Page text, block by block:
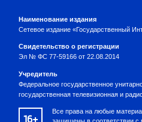
Наименование издания
Сетевое издание «Государственный
Свидетельство о регистрации
Эл № ФС 77-59166 от 22.08.2014
Учредитель
Федеральное государственное
государственная телевизионная и
16+
Все права на любые